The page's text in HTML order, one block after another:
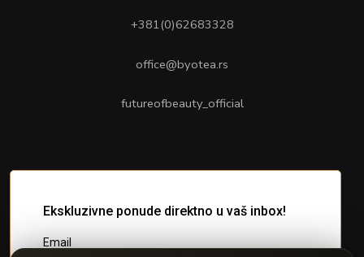
+381(0)62683328
office@byotea.rs
futureofbeauty_official